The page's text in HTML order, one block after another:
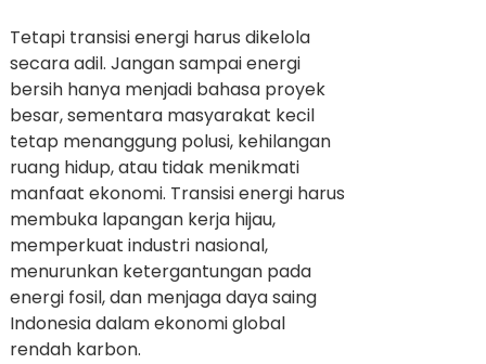
Tetapi transisi energi harus dikelola
secara adil. Jangan sampai energi
bersih hanya menjadi bahasa proyek
besar, sementara masyarakat kecil
tetap menanggung polusi, kehilangan
ruang hidup, atau tidak menikmati
manfaat ekonomi. Transisi energi harus
membuka lapangan kerja hijau,
memperkuat industri nasional,
menurunkan ketergantungan pada
energi fosil, dan menjaga daya saing
Indonesia dalam ekonomi global
rendah karbon.